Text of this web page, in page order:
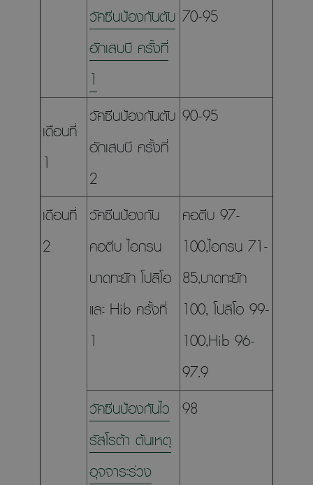
วัคซีนป้องกันตับ
อักเสบบี ครั้งที่
1
70-95
เดือนที่
1
วัคซีนป้องกันตับ
อักเสบบี ครั้งที่
2
90-95
เดือนที่
2
วัคซีนป้องกัน
คอตีบ ไอกรน
บาดทะยัก โปลิโอ
และ Hib ครั้งที่
1
คอตีบ 97-
100,ไอกรน 71-
85,บาดทะยัก
100, โปลิโอ 99-
100,Hib 96-
97.9
วัคซีนป้องกันไว
รัสโรต้า ต้นเหตุ
อุจจาระร่วง
98